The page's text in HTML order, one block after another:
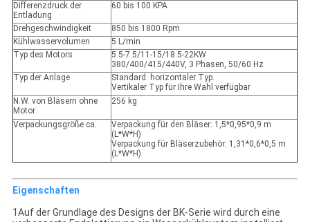
Differenzdruck der
Entladung
60 bis 100 KPA
Drehgeschwindigkeit
850 bis 1800 Rpm
Kühlwasservolumen
5 L/min
Typ des Motors
5.5-7.5/11-15/18.5-22KW
380/400/415/440V, 3 Phasen, 50/60 Hz
Typ der Anlage
Standard: horizontaler Typ.
Vertikaler Typ für Ihre Wahl verfügbar
N.W. von Bläsern ohne
Motor
256 kg
Verpackungsgröße ca.
Verpackung für den Bläser: 1,5*0,95*0,9 m
(L*W*H)
Verpackung für Bläserzubehör: 1,31*0,6*0,5 m
(L*W*H)
Eigenschaften
1Auf der Grundlage des Designs der BK-Serie wird durch eine